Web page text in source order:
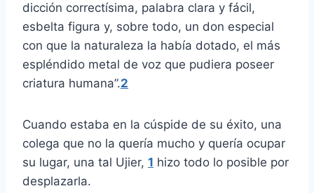
dicción correctísima, palabra clara y fácil,
esbelta figura y, sobre todo, un don especial
con que la naturaleza la había dotado, el más
espléndido metal de voz que pudiera poseer
criatura humana”.2
Cuando estaba en la cúspide de su éxito, una
colega que no la quería mucho y quería ocupar
su lugar, una tal Ujier, 1 hizo todo lo posible por
desplazarla.